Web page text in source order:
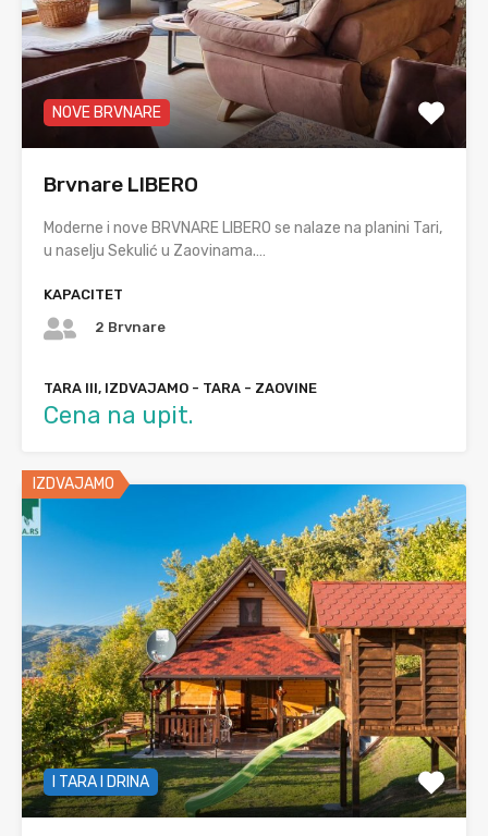
NOVE BRVNARE
Brvnare LIBERO
Moderne i nove BRVNARE LIBERO se nalaze na planini Tari,
u naselju Sekulić u Zaovinama.…
KAPACITET
2 Brvnare
TARA III, IZDVAJAMO - TARA - ZAOVINE
Cena na upit.
IZDVAJAMO
I TARA I DRINA